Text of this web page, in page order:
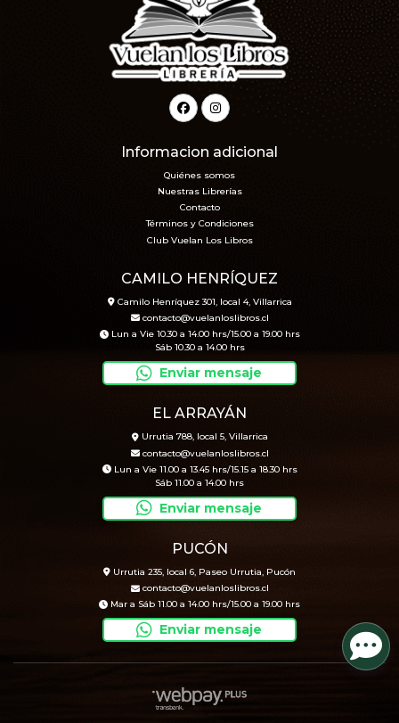
Informacion adicional
Quiénes somos
Nuestras Librerías
Contacto
Términos y Condiciones
Club Vuelan Los Libros
CAMILO HENRÍQUEZ
Camilo Henríquez 301, local 4, Villarrica
contacto@vuelanloslibros.cl
Lun a Vie 10.30 a 14.00 hrs/15.00 a 19.00 hrs
Sáb 10.30 a 14.00 hrs
Enviar mensaje
EL ARRAYÁN
Urrutia 788, local 5, Villarrica
contacto@vuelanloslibros.cl
Lun a Vie 11.00 a 13.45 hrs/15.15 a 18.30 hrs
Sáb 11.00 a 14.00 hrs
Enviar mensaje
PUCÓN
Urrutia 235, local 6, Paseo Urrutia, Pucón
contacto@vuelanloslibros.cl
Mar a Sáb 11.00 a 14.00 hrs/15.00 a 19.00 hrs
Enviar mensaje